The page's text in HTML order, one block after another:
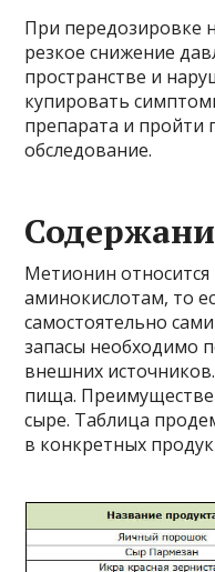
При передозировке
резкое снижение
пространстве и
купировать
препарата и пройти
обследование.
Метионин
аминокислотам, то
самостоятельно
запасы необходимо
внешних
пища.
сыре. Таблица
в конкретных